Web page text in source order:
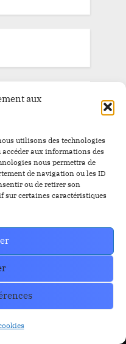
aux
utilisons des technologies
accéder aux informations des
nous permettra de
de navigation ou les ID
ou de retirer son
sur certaines caractéristiques
de Gagner de l’Argent
Dévoilées !
Blog